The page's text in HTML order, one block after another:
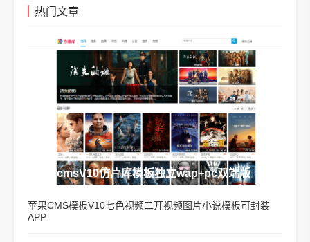
热门文章
苹果cmsV10仿片库模板独立wap+pc双端版
苹果CMS模板V10七色视频二开视频图片小说模板可封装
APP